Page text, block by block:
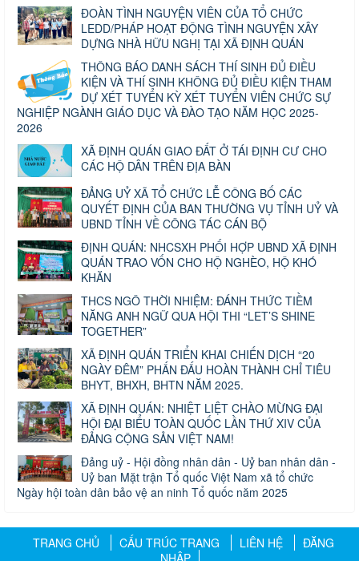
ĐOÀN TÌNH NGUYỆN VIÊN CỦA TỔ CHỨC
LEDD/PHÁP HOẠT ĐỘNG TÌNH NGUYỆN XÂY
DỰNG NHÀ HỮU NGHỊ TẠI XÃ ĐỊNH QUÁN
THÔNG BÁO DANH SÁCH THÍ SINH ĐỦ ĐIỀU
KIỆN VÀ THÍ SINH KHÔNG ĐỦ ĐIỀU KIỆN THAM
DỰ XÉT TUYỂN KỲ XÉT TUYỂN VIÊN CHỨC SỰ
NGHIỆP NGÀNH GIÁO DỤC VÀ ĐÀO TẠO NĂM HỌC 2025-
2026
XÃ ĐỊNH QUÁN GIAO ĐẤT Ở TÁI ĐỊNH CƯ CHO
CÁC HỘ DÂN TRÊN ĐỊA BÀN
ĐẢNG UỶ XÃ TỔ CHỨC LỄ CÔNG BỐ CÁC
QUYẾT ĐỊNH CỦA BAN THƯỜNG VỤ TỈNH UỶ VÀ
UBND TỈNH VỀ CÔNG TÁC CÁN BỘ
ĐỊNH QUÁN: NHCSXH PHỐI HỢP UBND XÃ ĐỊNH
QUÁN TRAO VỐN CHO HỘ NGHÈO, HỘ KHÓ
KHĂN
THCS NGÔ THỜI NHIỆM: ĐÁNH THỨC TIỀM
NĂNG ANH NGỮ QUA HỘI THI “LET’S SHINE
TOGETHER”
XÃ ĐỊNH QUÁN TRIỂN KHAI CHIẾN DỊCH “20
NGÀY ĐÊM” PHẤN ĐẤU HOÀN THÀNH CHỈ TIÊU
BHYT, BHXH, BHTN NĂM 2025.
XÃ ĐỊNH QUÁN: NHIỆT LIỆT CHÀO MỪNG ĐẠI
HỘI ĐẠI BIỂU TOÀN QUỐC LẦN THỨ XIV CỦA
ĐẢNG CỘNG SẢN VIỆT NAM!
Đảng uỷ - Hội đồng nhân dân - Uỷ ban nhân dân -
Uỷ ban Mặt trận Tổ quốc Việt Nam xã tổ chức
Ngày hội toàn dân bảo vệ an ninh Tổ quốc năm 2025
TRANG CHỦ CẤU TRÚC TRANG LIÊN HỆ
ĐĂNG
NHẬP